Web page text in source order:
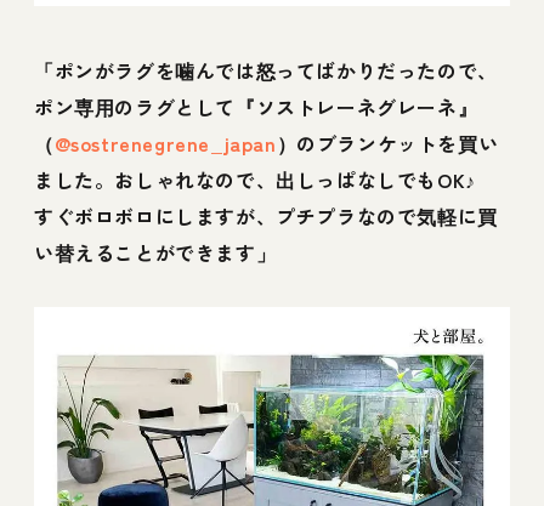
「ポンがラグを噛んでは怒ってばかりだったので、
ポン専用のラグとして『ソストレーネグレーネ』
（@sostrenegrene_japan）のブランケットを買い
ました。おしゃれなので、出しっぱなしでもOK♪
すぐボロボロにしますが、プチプラなので気軽に買
い替えることができます」